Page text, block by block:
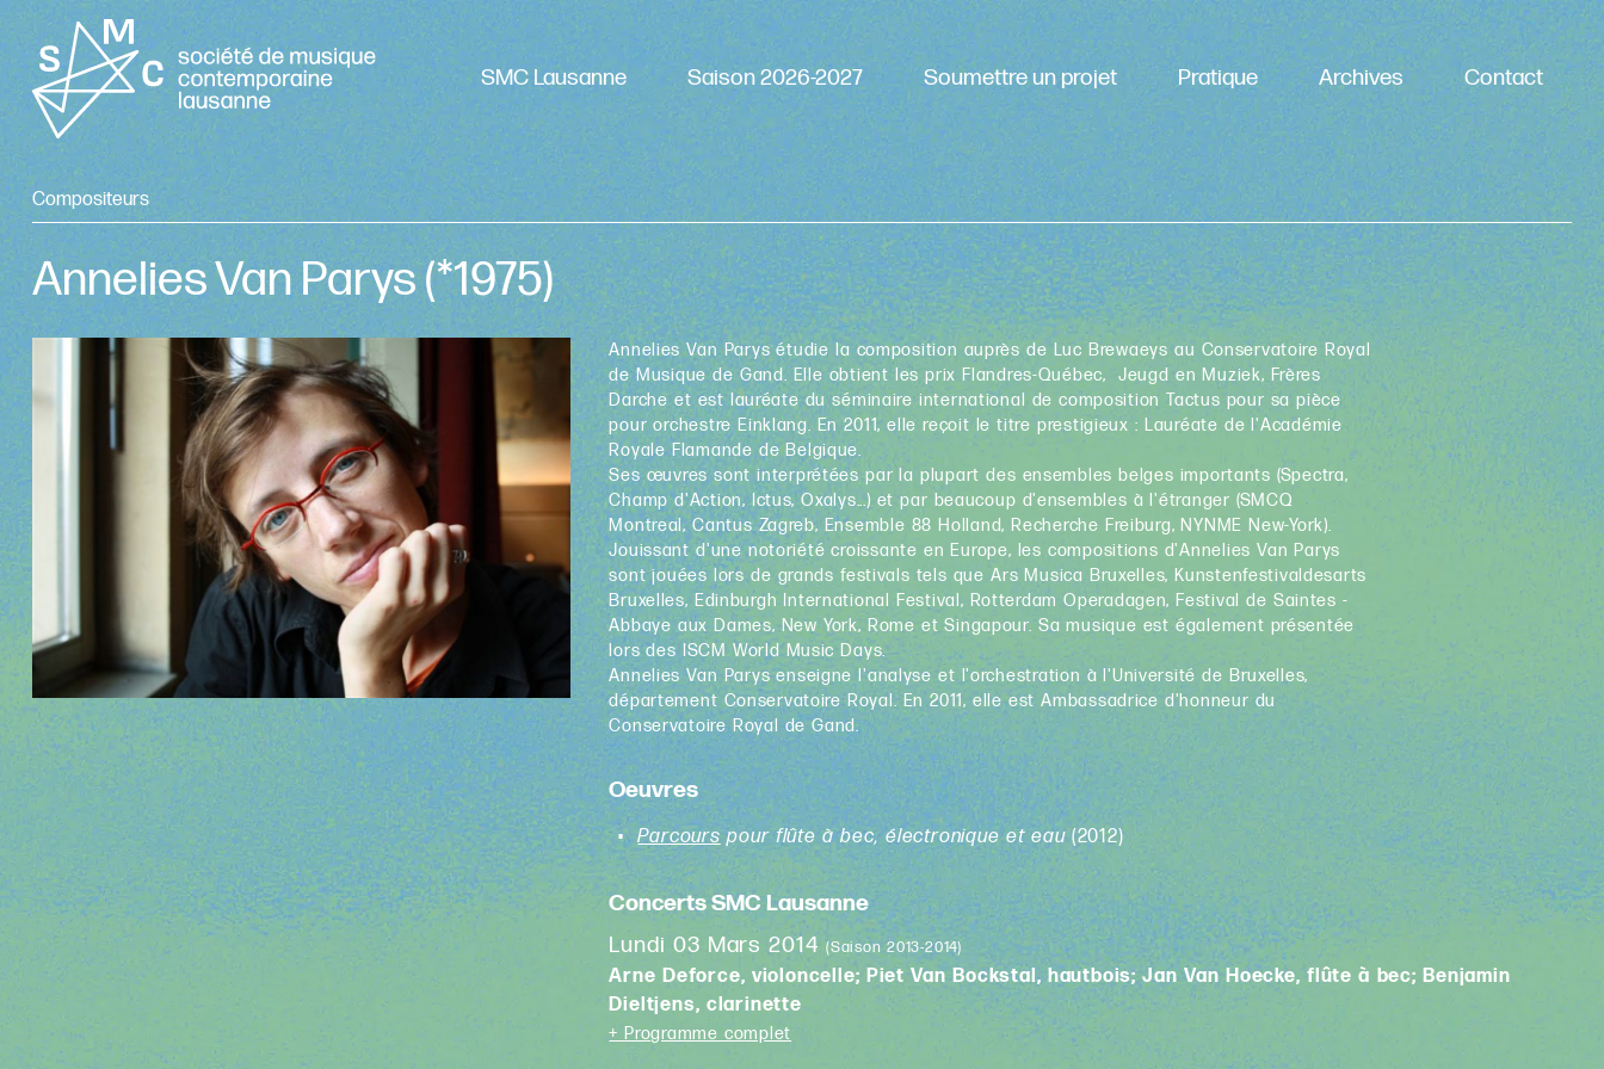
SMC Lausanne Saison 2026-2027 Soumettre un projet Pratique Archives Contact
Compositeurs
Annelies Van Parys(*1975)
Annelies Van Parys étudie la composition auprès de Luc Brewaeys au Conservatoire Royal
de Musique de Gand. Elle obtient les prix Flandres-Québec, Jeugd en Muziek, Frères
Darche et est lauréate du séminaire international de composition Tactus pour sa pièce
pour orchestre Einklang. En 2011, elle reçoit le titre prestigieux : Lauréate de l'Académie
Royale Flamande de Belgique.
Ses œuvres sont interprétées par la plupart des ensembles belges importants (Spectra,
Champ d'Action, Ictus, Oxalys...) et par beaucoup d'ensembles à l'étranger (SMCQ
Montreal, Cantus Zagreb, Ensemble 88 Holland, Recherche Freiburg, NYNME New-York).
Jouissant d'une notoriété croissante en Europe, les compositions d'Annelies Van Parys
sont jouées lors de grands festivals tels que Ars Musica Bruxelles, Kunstenfestivaldesarts
Bruxelles, Edinburgh International Festival, Rotterdam Operadagen, Festival de Saintes -
Abbaye aux Dames, New York, Rome et Singapour. Sa musique est également présentée
lors des ISCM World Music Days.
Annelies Van Parys enseigne l'analyse et l'orchestration à l'Université de Bruxelles,
département Conservatoire Royal. En 2011, elle est Ambassadrice d'honneur du
Conservatoire Royal de Gand.
Oeuvres
Parcourspour flûte à bec, électronique et eau(2012)
Concerts SMC Lausanne
Lundi 03 Mars 2014(Saison 2013-2014)
Arne Deforce, violoncelle; Piet Van Bockstal, hautbois; Jan Van Hoecke, flûte à bec; Benjamin
Dieltjens, clarinette
+ Programme complet